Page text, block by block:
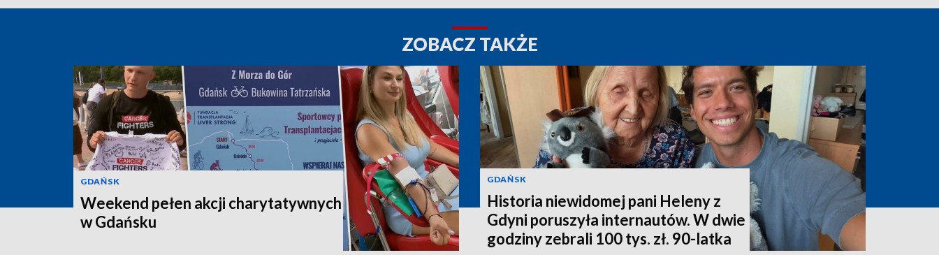
ZOBACZ TAKŻE
GDAŃSK
Weekend pełen akcji charytatywnych
w Gdańsku
GDAŃSK
Historia niewidomej pani Heleny z
Gdyni poruszyła internautów. W dwie
godziny zebrali 100 tys. zł. 90-latka